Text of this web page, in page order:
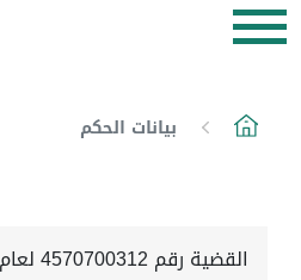
بيانات الحكم
القضية رقم 4570700312 لعام 1445ه